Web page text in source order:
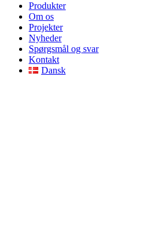
Produkter
Om os
Projekter
Nyheder
Spørgsmål og svar
Kontakt
Dansk